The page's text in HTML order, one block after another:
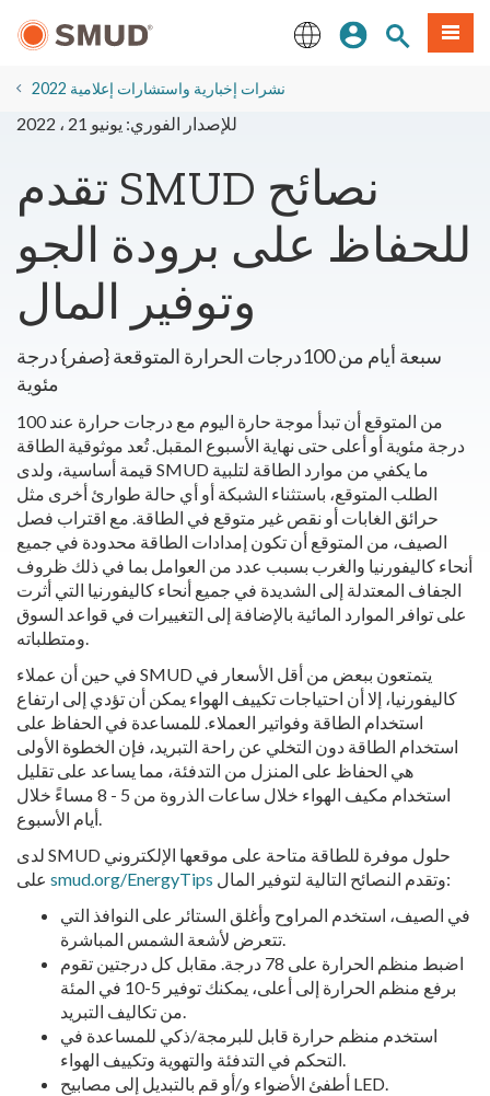
إلى
الرئيسي
تسجيل الدخول
بحث الموقع
طعام
2022 نشرات إخبارية واستشارات إعلامية
للإصدار الفوري: يونيو 21 ، 2022
تقدم SMUD نصائح
للحفاظ على برودة الجو
وتوفير المال
سبعة أيام من 100درجات الحرارة المتوقعة {صفر} درجة
مئوية
من المتوقع أن تبدأ موجة حارة اليوم مع درجات حرارة عند 100
درجة مئوية أو أعلى حتى نهاية الأسبوع المقبل. تُعد موثوقية الطاقة
قيمة أساسية، ولدى SMUD ما يكفي من موارد الطاقة لتلبية
الطلب المتوقع، باستثناء الشبكة أو أي حالة طوارئ أخرى مثل
حرائق الغابات أو نقص غير متوقع في الطاقة. مع اقتراب فصل
الصيف، من المتوقع أن تكون إمدادات الطاقة محدودة في جميع
أنحاء كاليفورنيا والغرب بسبب عدد من العوامل بما في ذلك ظروف
الجفاف المعتدلة إلى الشديدة في جميع أنحاء كاليفورنيا التي أثرت
على توافر الموارد المائية بالإضافة إلى التغييرات في قواعد السوق
ومتطلباته.
في حين أن عملاء SMUD يتمتعون ببعض من أقل الأسعار في
كاليفورنيا، إلا أن احتياجات تكييف الهواء يمكن أن تؤدي إلى ارتفاع
استخدام الطاقة وفواتير العملاء. للمساعدة في الحفاظ على
استخدام الطاقة دون التخلي عن راحة التبريد، فإن الخطوة الأولى
هي الحفاظ على المنزل من التدفئة، مما يساعد على تقليل
استخدام مكيف الهواء خلال ساعات الذروة من 5 - 8 مساءً خلال
أيام الأسبوع.
لدى SMUD حلول موفرة للطاقة متاحة على موقعها الإلكتروني
smud.org/EnergyTips
وتقدم النصائح التالية لتوفير المال:
في الصيف، استخدم المراوح وأغلق الستائر على النوافذ التي
تتعرض لأشعة الشمس المباشرة.
اضبط منظم الحرارة على 78 درجة. مقابل كل درجتين تقوم
برفع منظم الحرارة إلى أعلى، يمكنك توفير 5-10 في المئة
من تكاليف التبريد.
استخدم منظم حرارة قابل للبرمجة/ذكي للمساعدة في
التحكم في التدفئة والتهوية وتكييف الهواء.
أطفئ الأضواء و/أو قم بالتبديل إلى مصابيح LED.